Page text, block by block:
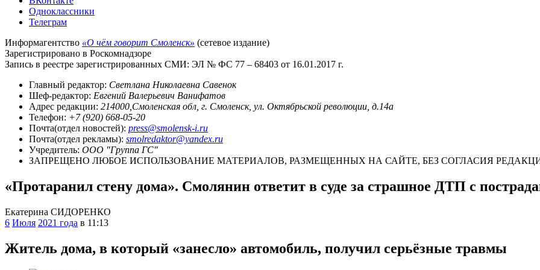
Одноклассники
Телеграм
Информагентство «О чём говорит Смоленск» (сетевое издание)
Зарегистрировано в Роскомнадзоре
Запись в реестре зарегистрированных СМИ: ЭЛ № ФС 77 – 68403 от 16.01.2017 г.
Главный редактор: Светлана Николаевна Савенок
Шеф-редактор: Евгений Валерьевич Ванифатов
Адрес редакции: 214000,Смоленская обл, г. Смоленск, ул. Октябрьской революции, д.14а
Телефон: +7 (920) 668-05-20
Почта(отдел новостей): press@smolensk-i.ru
Почта(отдел рекламы): smolredaktor@yandex.ru
Учредитель: ООО "Группа ГС"
ЗАПРЕЩЕНО ЛЮБОЕ ИСПОЛЬЗОВАНИЕ МАТЕРИАЛОВ, РАЗМЕЩЕННЫХ НА САЙТЕ, БЕЗ СОГЛАСИЯ
«Протаранил стену дома». Смолянин ответит в суде за страшное ДТП с
Екатерина СИДОРЕНКО
6 Июля 2021 года в 11:13
Житель дома, в который «занесло» автомобиль, получил серьёзные травмы